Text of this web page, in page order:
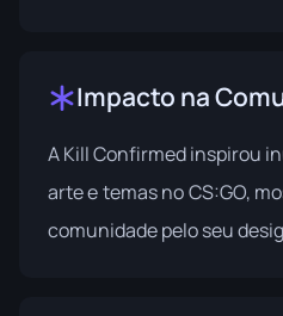
Impacto na
A Kill Confirmed inspirou
arte e temas no CS:GO,
comunidade pelo seu